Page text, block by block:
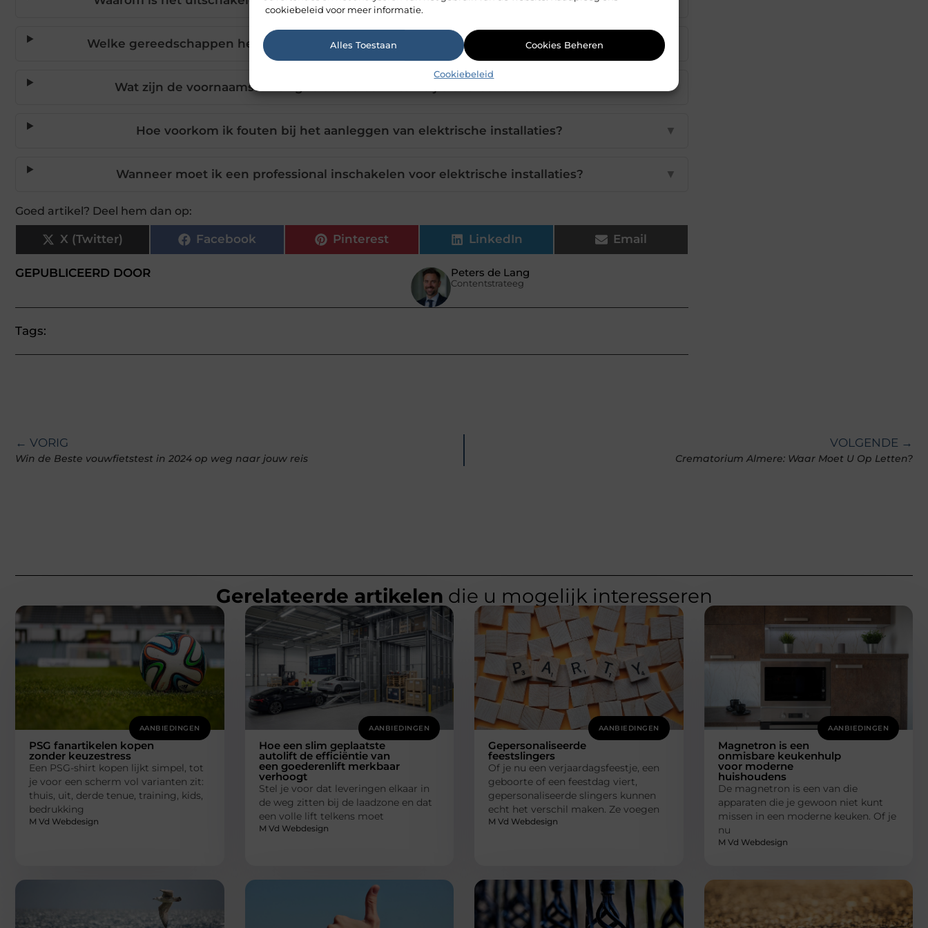
cookiebeleid voor meer informatie.
Alles Toestaan Cookies Beheren
Cookiebeleid
Welke gereedschappen heb ik nodig voor het aanleggen van elektrische installaties? ▼
Wat zijn de voornaamste veiligheidsvoorschriften bij elektrische installaties? ▼
Hoe voorkom ik fouten bij het aanleggen van elektrische installaties? ▼
Wanneer moet ik een professional inschakelen voor elektrische installaties? ▼
Goed artikel? Deel hem dan op:
X (Twitter) Facebook Pinterest LinkedIn Email
GEPUBLICEERD DOOR Peters de Lang
Contentstrateeg
Tags:
← VORIG
Win de Beste vouwfietstest in 2024 op weg naar jouw reis
VOLGENDE →
Crematorium Almere: Waar Moet U Op Letten?
Gerelateerde artikelen die u mogelijk interesseren
AANBIEDINGEN
PSG fanartikelen kopen
zonder keuzestress
Een PSG-shirt kopen lijkt simpel, tot
je voor een scherm vol varianten zit:
thuis, uit, derde tenue, training, kids,
bedrukking
M Vd Webdesign
AANBIEDINGEN
Hoe een slim geplaatste
autolift de efficiëntie van
een goederenlift merkbaar
verhoogt
Stel je voor dat leveringen elkaar in
de weg zitten bij de laadzone en dat
een volle lift telkens moet
M Vd Webdesign
AANBIEDINGEN
Gepersonaliseerde
feestslingers
Of je nu een verjaardagsfeestje, een
geboorte of een feestdag viert,
gepersonaliseerde slingers kunnen
echt het verschil maken. Ze voegen
M Vd Webdesign
AANBIEDINGEN
Magnetron is een
onmisbare keukenhulp
voor moderne
huishoudens
De magnetron is een van die
apparaten die je gewoon niet kunt
missen in een moderne keuken. Of je
nu
M Vd Webdesign